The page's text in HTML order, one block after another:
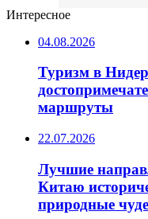
Интересное
04.08.2026
Туризм в
маршруты
22.07.2026
Лучшие
Китаю
природные